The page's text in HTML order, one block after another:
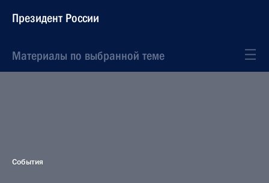
Президент России
Материалы по выбранной теме
События